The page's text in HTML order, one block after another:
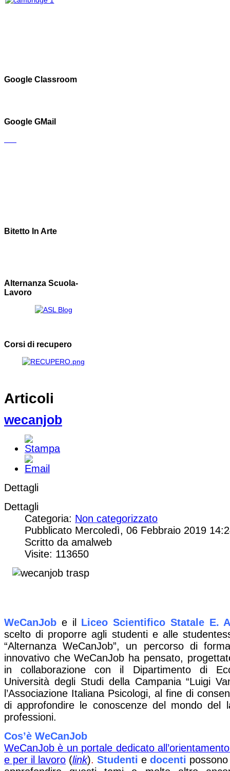
Google Classroom
Google GMail
Bitetto In Arte
Alternanza Scuola-
Lavoro
Corsi di recupero
Articoli
wecanjob
Dettagli
Dettagli
Categoria: Non categorizzato
Pubblicato Mercoledì, 06 Febbraio 2019
Scritto da amalweb
Visite: 113650
WeCanJob e il Liceo Scientifico Statale E.
scelto di proporre agli studenti e alle
“Alternanza WeCanJob”, un percorso di
innovativo che WeCanJob ha pensato,
in collaborazione con il Dipartimento di
Università degli Studi della Campania “Luigi
l’Associazione Italiana Psicologi, al fine di
di approfondire le conoscenze del mondo del
professioni.
Cos’è WeCanJob
WeCanJob è un portale dedicato
e per il lavoro (link).Studenti edocenti